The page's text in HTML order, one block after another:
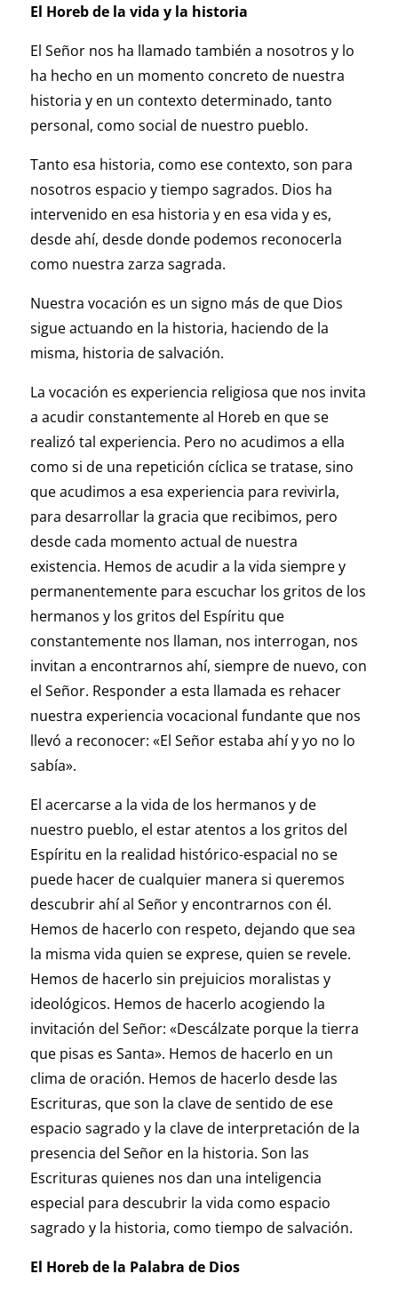
El Horeb de la vida y la historia
El Señor nos ha llamado también a nosotros y lo
ha hecho en un momento concreto de nuestra
historia y en un contexto determinado, tanto
personal, como social de nuestro pueblo.
Tanto esa historia, como ese contexto, son para
nosotros espacio y tiempo sagrados. Dios ha
intervenido en esa historia y en esa vida y es,
desde ahí, desde donde podemos reconocerla
como nuestra zarza sagrada.
Nuestra vocación es un signo más de que Dios
sigue actuando en la historia, haciendo de la
misma, historia de salvación.
La vocación es experiencia religiosa que nos invita
a acudir constantemente al Horeb en que se
realizó tal experiencia. Pero no acudimos a ella
como si de una repetición cíclica se tratase, sino
que acudimos a esa experiencia para revivirla,
para desarrollar la gracia que recibimos, pero
desde cada momento actual de nuestra
existencia. Hemos de acudir a la vida siempre y
permanentemente para escuchar los gritos de los
hermanos y los gritos del Espíritu que
constantemente nos llaman, nos interrogan, nos
invitan a encontrarnos ahí, siempre de nuevo, con
el Señor. Responder a esta llamada es rehacer
nuestra experiencia vocacional fundante que nos
llevó a reconocer: «El Señor estaba ahí y yo no lo
sabía».
El acercarse a la vida de los hermanos y de
nuestro pueblo, el estar atentos a los gritos del
Espíritu en la realidad histórico-espacial no se
puede hacer de cualquier manera si queremos
descubrir ahí al Señor y encontrarnos con él.
Hemos de hacerlo con respeto, dejando que sea
la misma vida quien se exprese, quien se revele.
Hemos de hacerlo sin prejuicios moralistas y
ideológicos. Hemos de hacerlo acogiendo la
invitación del Señor: «Descálzate porque la tierra
que pisas es Santa». Hemos de hacerlo en un
clima de oración. Hemos de hacerlo desde las
Escrituras, que son la clave de sentido de ese
espacio sagrado y la clave de interpretación de la
presencia del Señor en la historia. Son las
Escrituras quienes nos dan una inteligencia
especial para descubrir la vida como espacio
sagrado y la historia, como tiempo de salvación.
El Horeb de la Palabra de Dios